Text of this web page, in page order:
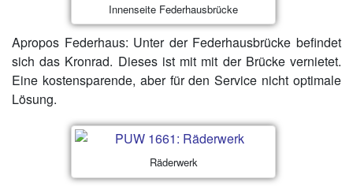
Innenseite Federhausbrücke
Apropos Federhaus: Unter der Federhausbrücke befindet
sich das Kronrad. Dieses ist mit mit der Brücke vernietet.
Eine kostensparende, aber für den Service nicht optimale
Lösung.
Räderwerk